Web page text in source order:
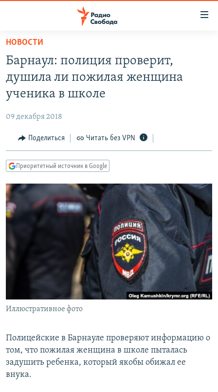
упрощенного
доступа
основному
Вернутся
Вернутся
поиску
ПОДКАСТЫ
АВТОРСКИЕ ПРОЕКТЫ
МНЕНИЯ
КУЛЬТУРА
КАВКАЗ.РЕАЛИИ
СЕВЕР.РЕАЛИИ
СИБИРЬ.РЕАЛИИ
РАСПИСАНИЕ ВЕЩАНИЯ
ПОДПИШИТЕСЬ НА РАССЫЛКУ
СОЦИАЛЬНЫЕ СЕТИ
Все сайты РСЕ/РС
НОВОСТИ
Барнаул: полиция проверит,
душила ли пожилая женщина
ученика в школе
09 декабря 2018
Поделиться Читать без VPN
Приоритетный источник в Google
Иллюстративное фото
Полицейские в Барнауле проверяют информацию о
том, что пожилая женщина в школе пыталась
задушить ребенка, который якобы обижал ее
внука.